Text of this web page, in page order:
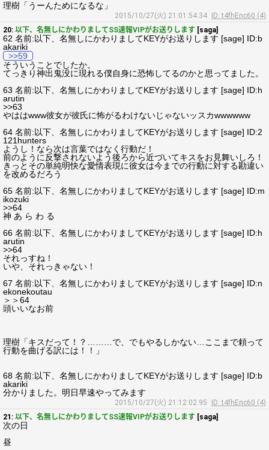
理樹「うーんためになるな」
2015/10/27(火) 21:01:54.34
ID: t4fhEnc60 (4)
20: 以下、名無しにかわりましてSS速報VIPがお送りします [saga]
62 名前:以下、名無しにかわりましてKEYがお送りします [sage] ID:b
akariki
>>59
そういうことでしたか。
てっきり神出鬼没に現れる僕自身に恐怖してるのかと思ってました。
63 名前:以下、名無しにかわりましてKEYがお送りします [sage] ID:h
arutin
>>63
やははwww彼女が彼氏に怖がるわけないじゃないッスカwwwwww
64 名前:以下、名無しにかわりましてKEYがお送りします [sage] ID:2
121hunters
ようし！なら次は言葉ではなく行動だ！
前のように反撃されないよう後ろから近づいてキスをお見舞いしろ！
きっとその単純明快な愛情表現に彼女は今までの行動に対する勘違い
を改めるだろう
65 名前:以下、名無しにかわりましてKEYがお送りします [sage] ID:m
ikozuki
>>64
神 あ ら わ る
66 名前:以下、名無しにかわりましてKEYがお送りします [sage] ID:h
arutin
>>64
それっすね！
いや、それっきゃない！
67 名前:以下、名無しにかわりましてKEYがお送りします [sage] ID:n
ekonekoutau
＞＞64
頭いいなお前
理樹「キスだって！？………で、でもやるしかない…ここまで頼って
行動を曲げる訳には！！」
68 名前:以下、名無しにかわりましてKEYがお送りします [sage] ID:b
akariki
分かりました。明日早速やってみます
2015/10/27(火) 21:12:02.95
ID: t4fhEnc60 (4)
21: 以下、名無しにかわりましてSS速報VIPがお送りします [saga]
次の日
昼